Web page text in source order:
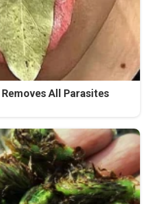
All Parasites